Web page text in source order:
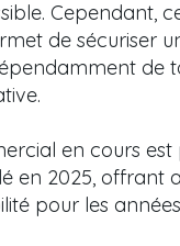
Cependant,
de sécuriser
de
en cours
en 2025, offrant
pour les